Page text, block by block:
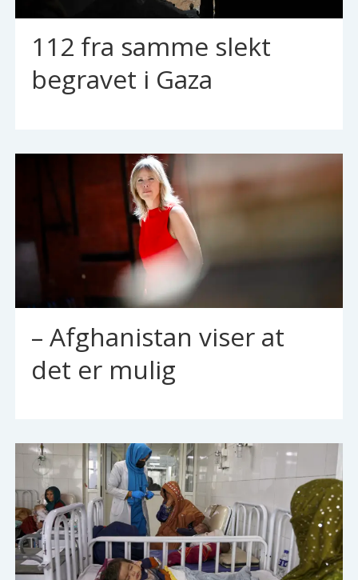
112 fra samme slekt
begravet i Gaza
– Afghanistan viser at
det er mulig